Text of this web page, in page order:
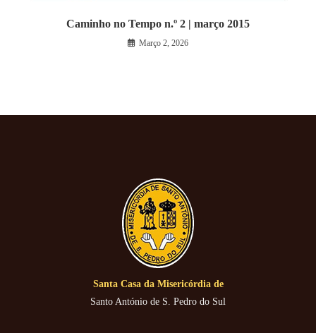
Caminho no Tempo n.º 2 | março 2015
Março 2, 2026
Santa Casa da Misericórdia de
Santo António de S. Pedro do Sul